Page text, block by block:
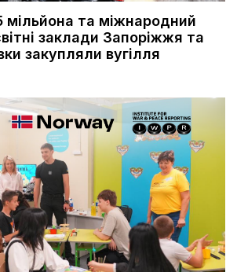
мільйона та міжнародний
заклади Запоріжжя та
закупляли вугілля